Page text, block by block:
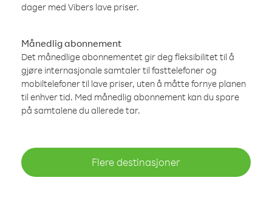
dager med Vibers lave priser.
Månedlig abonnement
Det månedlige abonnementet gir deg fleksibilitet til å
gjøre internasjonale samtaler til fasttelefoner og
mobiltelefoner til lave priser, uten å måtte fornye planen
til enhver tid. Med månedlig abonnement kan du spare
på samtalene du allerede tar.
Flere destinasjoner